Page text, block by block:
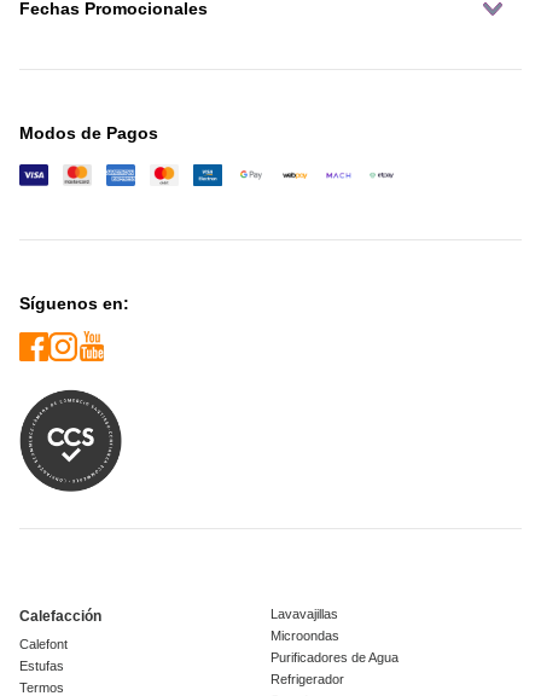
Fechas Promocionales
Modos de Pagos
Síguenos en:
Calefacción
Calefont
Estufas
Termos
Lavavajillas
Microondas
Purificadores de Agua
Refrigerador